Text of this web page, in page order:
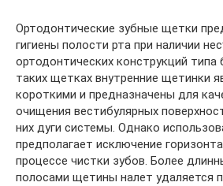
Ортодонтические зубные щетки
гигиены полости рта при наличии
ортодонтических конструкций типа
таких щетках внутренние щетинки
короткими и предназначены для
очищения вестибулярных
них дуги системы. Однако
предполагает исключение
процессе чистки зубов. Более
полосами щетины налет удаляется